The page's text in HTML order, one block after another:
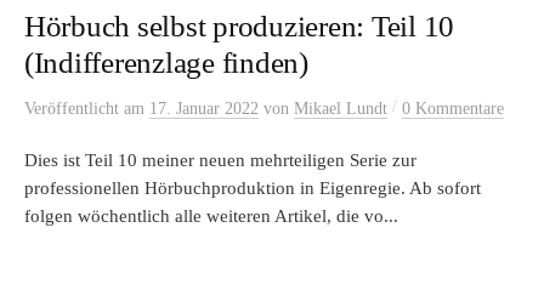
Hörbuch selbst produzieren: Teil 10
(Indifferenzlage finden)
Veröffentlicht am 17. Januar 2022 von Mikael Lundt / 0 Kommentare
Dies ist Teil 10 meiner neuen mehrteiligen Serie zur
professionellen Hörbuchproduktion in Eigenregie. Ab sofort
folgen wöchentlich alle weiteren Artikel, die vo...